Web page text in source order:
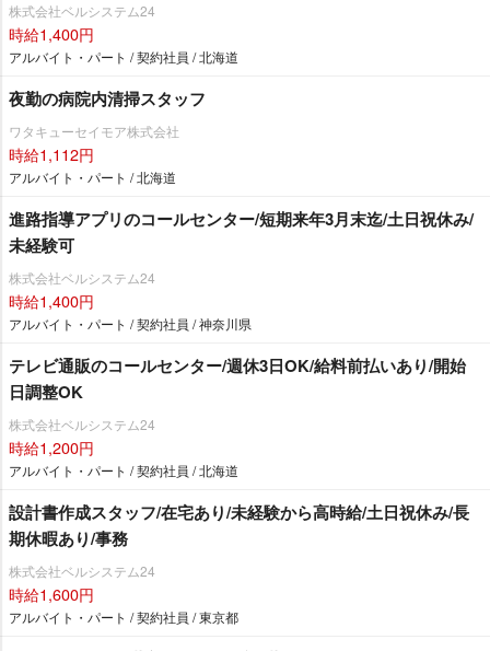
株式会社ベルシステム24
時給1,400円
アルバイト・パート / 契約社員 / 北海道
夜勤の病院内清掃スタッフ
ワタキューセイモア株式会社
時給1,112円
アルバイト・パート / 北海道
進路指導アプリのコールセンター/短期来年3月末迄/土日祝休み/
未経験可
株式会社ベルシステム24
時給1,400円
アルバイト・パート / 契約社員 / 神奈川県
テレビ通販のコールセンター/週休3日OK/給料前払いあり/開始
日調整OK
株式会社ベルシステム24
時給1,200円
アルバイト・パート / 契約社員 / 北海道
設計書作成スタッフ/在宅あり/未経験から高時給/土日祝休み/長
期休暇あり/事務
株式会社ベルシステム24
時給1,600円
アルバイト・パート / 契約社員 / 東京都